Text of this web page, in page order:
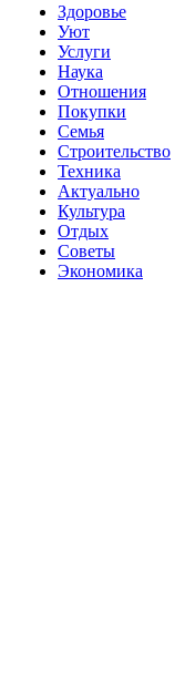
Здоровье
Уют
Услуги
Наука
Отношения
Покупки
Семья
Строительство
Техника
Актуально
Культура
Отдых
Советы
Экономика